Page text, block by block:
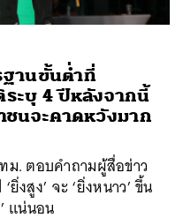
านขั้นต่ำที่
ะบุ 4 ปีหลังจากนี้
ชนจะคาดหวังมาก
. ตอบคำถามผู้สื่อข่าว
งสูง’ จะ ‘ยิ่งหนาว’ ขึ้น
แน่นอน